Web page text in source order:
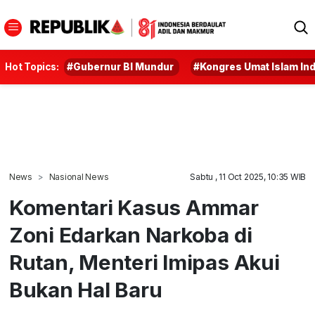
Hot Topics: #Gubernur BI Mundur #Kongres Umat Islam
News Nasional News Sabtu , 11 Oct 2025, 10:35 WIB
Komentari Kasus Ammar
Zoni Edarkan Narkoba di
Rutan, Menteri Imipas Akui
Bukan Hal Baru